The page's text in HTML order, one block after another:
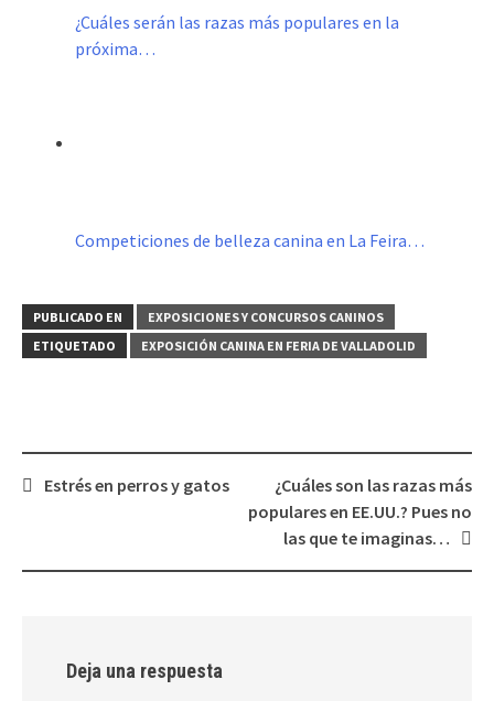
¿Cuáles serán las razas más populares en la
próxima…
Competiciones de belleza canina en La Feira…
PUBLICADO EN
EXPOSICIONES Y CONCURSOS CANINOS
ETIQUETADO
EXPOSICIÓN CANINA EN FERIA DE VALLADOLID
Navegación
Estrés en perros y gatos
¿Cuáles son las razas más
populares en EE.UU.? Pues no
las que te imaginas…
Deja una respuesta